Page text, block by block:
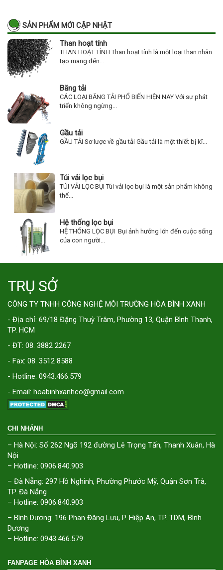
SẢN PHẨM MỚI CẬP NHẬT
Than hoạt tính
THAN HOẠT TÍNH Than hoạt tính là một loại than nhân
tạo mang đến...
Băng tải
CÁC LOẠI BĂNG TẢI PHỔ BIẾN HIỆN NAY Với sự phát
triển không ngừng...
Gầu tải
GẦU TẢI Sơ lược về gầu tải Gầu tải là một thiết bị kĩ...
Túi vải lọc bụi
TÚI VẢI LỌC BỤI Túi vải lọc bụi là một sản phẩm không
thể...
Hệ thống lọc bụi
HỆ THỐNG LỌC BỤI Bụi ảnh hưởng lớn đến cuộc sống
của con người...
TRỤ SỞ
CÔNG TY TNHH CÔNG NGHỆ MÔI TRƯỜNG HÒA BÌNH XANH
- Địa chỉ: 69/18 Đặng Thuỳ Trâm, Phường 13, Quận Bình Thạnh,
TP. HCM
- ĐT: 08. 3882 2267
- Fax: 08. 3512 8588
- Hotline: 0943.466.579
- Email: hoabinhxanhco@gmail.com
CHI NHÁNH
– Hà Nội: Số 262 Ngõ 192 đường Lê Trọng Tấn, Thanh Xuân, Hà
Nội
– Hotline: 0906.840.903
– Đà Nẵng: 297 Hồ Nghinh, Phường Phước Mỹ, Quận Sơn Trà,
TP. Đà Nẵng
– Hotline: 0906.840.903
– Bình Dương: 196 Phan Đăng Lưu, P. Hiệp An, TP. TDM, Bình
Dương
– Hotline: 0943.466.579
FANPAGE HÒA BÌNH XANH